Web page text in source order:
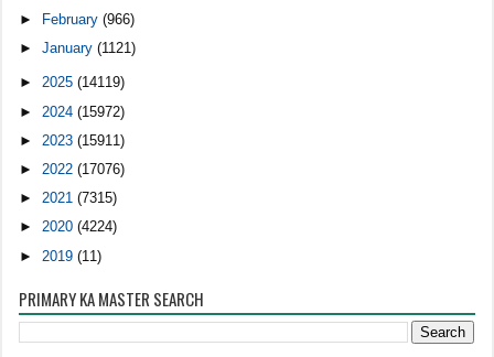
►
February(966)
►January(1121)
►2025(14119)
► 2024(15972)
► 2023(15911)
► 2022(17076)
►2021(7315)
►2020(4224)
► 2019(11)
PRIMARY KA MASTER SEARCH